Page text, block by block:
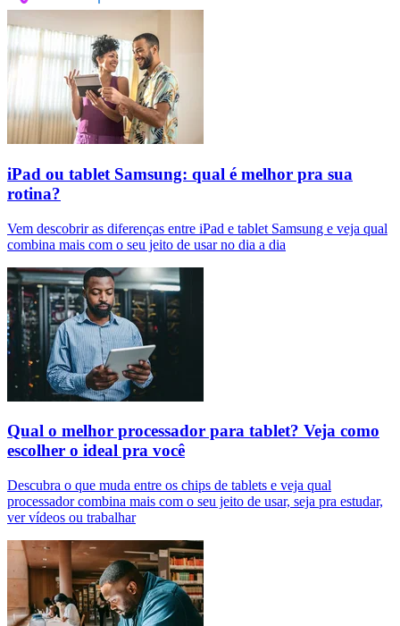
iPad ou tablet Samsung: qual é melhor pra sua
rotina?
Vem descobrir as diferenças entre iPad e tablet Samsung e veja qual
combina mais com o seu jeito de usar no dia a dia
Qual o melhor processador para tablet? Veja como
escolher o ideal pra você
Descubra o que muda entre os chips de tablets e veja qual
processador combina mais com o seu jeito de usar, seja pra estudar,
ver vídeos ou trabalhar